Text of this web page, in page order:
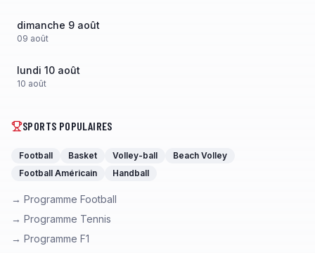
dimanche 9 août
09 août
lundi 10 août
10 août
SPORTS POPULAIRES
Football Basket Volley-ball
Beach Volley
Football Américain
Handball
→ Programme Football
→ Programme Tennis
→ Programme F1